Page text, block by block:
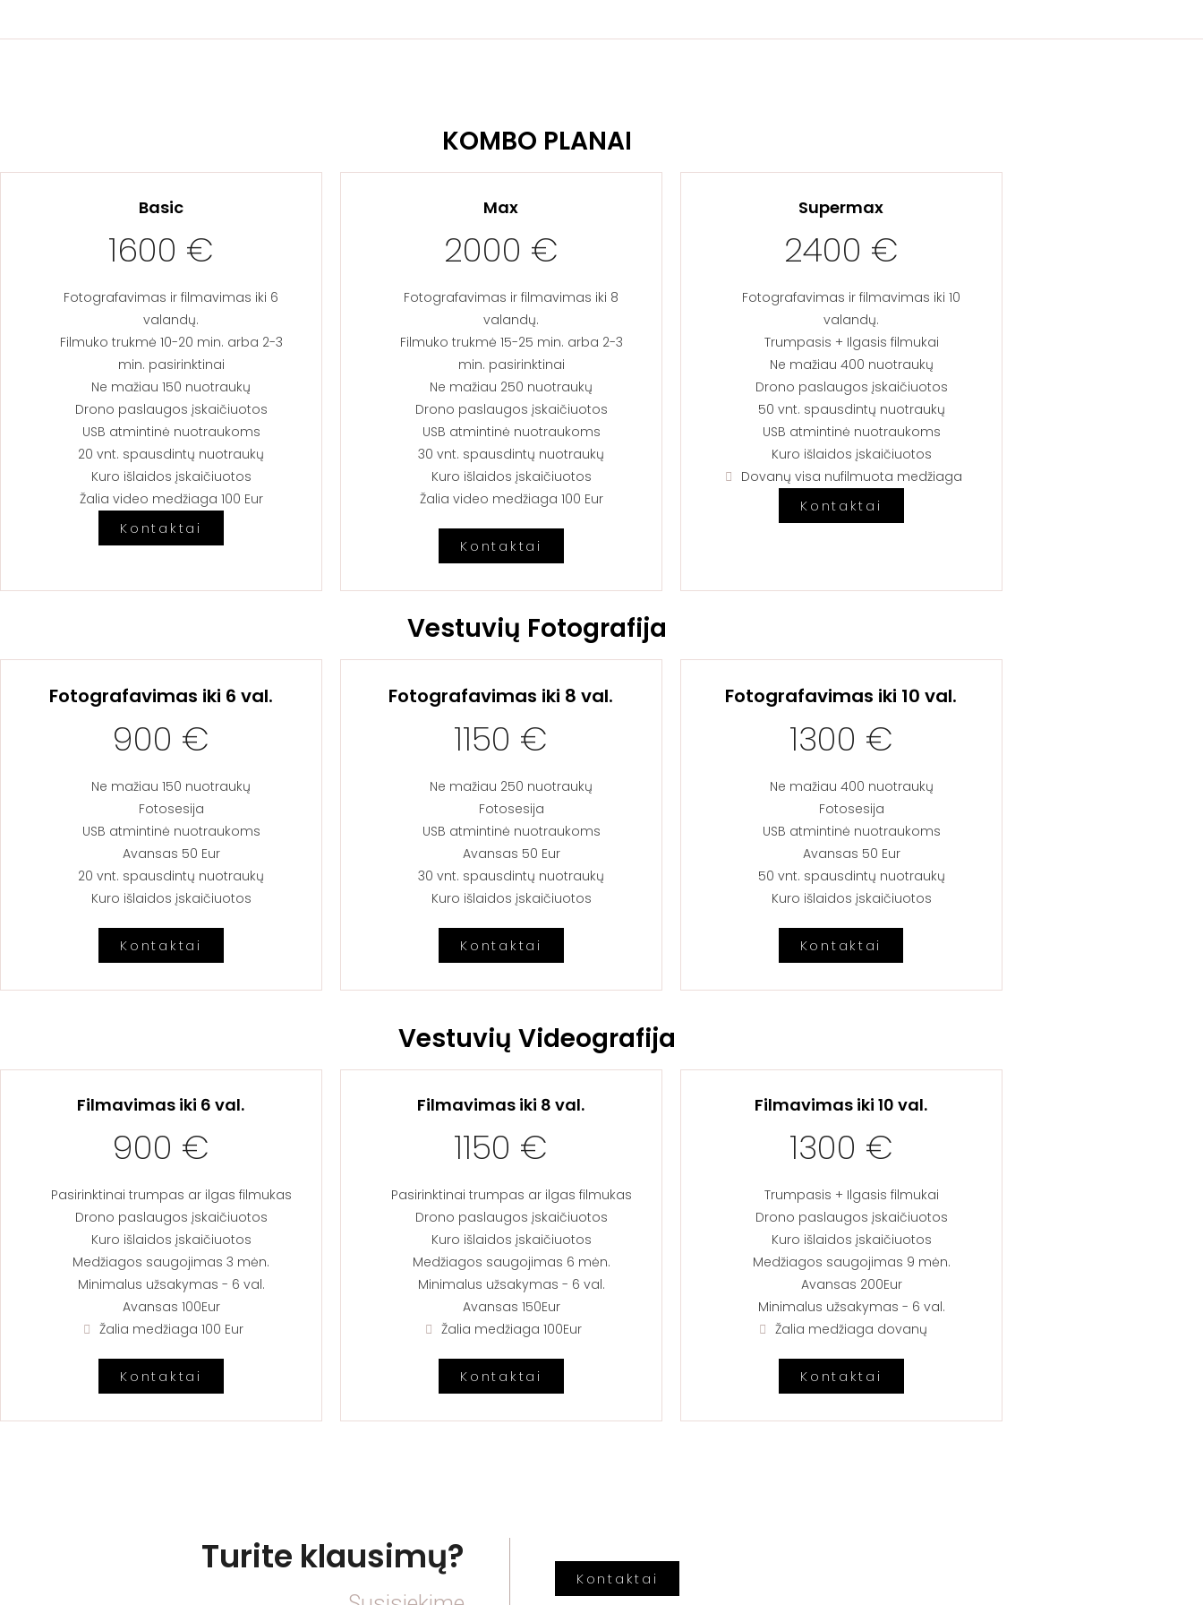
KOMBO PLANAI
Basic
1600 €
Fotografavimas ir filmavimas iki 6
valandų.
Filmuko trukmė 10-20 min. arba 2-3
min. pasirinktinai
Ne mažiau 150 nuotraukų​
Drono paslaugos įskaičiuotos​
USB atmintinė nuotraukoms
20 vnt. spausdintų nuotraukų​
Kuro išlaidos įskaičiuotos
Žalia video medžiaga 100 Eur
Kontaktai
Max
2000 €
Fotografavimas ir filmavimas iki 8
valandų.
Filmuko trukmė 15-25 min. arba 2-3
min. pasirinktinai
Ne mažiau 250 nuotraukų
Drono paslaugos įskaičiuotos​​
USB atmintinė nuotraukoms
30 vnt. spausdintų nuotraukų​​
Kuro išlaidos įskaičiuotos
Žalia video medžiaga 100 Eur
Kontaktai
Supermax
2400 €
Fotografavimas ir filmavimas iki 10
valandų.
Trumpasis + Ilgasis filmukai​
Ne mažiau 400 nuotraukų​​
Drono paslaugos įskaičiuotos​​​
50 vnt. spausdintų nuotraukų​​
USB atmintinė nuotraukoms​
Kuro išlaidos įskaičiuotos​​​
Dovanų visa nufilmuota medžiaga
Kontaktai
Vestuvių Fotografija
Fotografavimas iki 6 val.
900 €
Ne mažiau 150 nuotraukų
Fotosesija
USB atmintinė nuotraukoms​
Avansas 50 Eur​
20 vnt. spausdintų nuotraukų
Kuro išlaidos įskaičiuotos
Kontaktai
Fotografavimas iki 8 val.
1150 €
Ne mažiau 250 nuotraukų
Fotosesija
USB atmintinė nuotraukoms
Avansas 50 Eur
30 vnt. spausdintų nuotraukų
Kuro išlaidos įskaičiuotos
Kontaktai
Fotografavimas iki 10 val.
1300 €
Ne mažiau 400 nuotraukų​
Fotosesija
USB atmintinė nuotraukoms​
Avansas 50 Eur​
50 vnt. spausdintų nuotraukų​
Kuro išlaidos įskaičiuotos​
Kontaktai
Vestuvių Videografija
Filmavimas iki 6 val.
900 €
Pasirinktinai trumpas ar ilgas filmukas
Drono paslaugos įskaičiuotos
Kuro išlaidos įskaičiuotos
Medžiagos saugojimas 3 mėn.
Minimalus užsakymas - 6 val.
Avansas 100Eur
Žalia medžiaga 100 Eur
Kontaktai
Filmavimas iki 8 val.
1150 €
Pasirinktinai trumpas ar ilgas filmukas
Drono paslaugos įskaičiuotos
Kuro išlaidos įskaičiuotos
Medžiagos saugojimas 6 mėn.
Minimalus užsakymas - 6 val.​
Avansas 150Eur
Žalia medžiaga 100Eur
Kontaktai
Filmavimas iki 10 val.
1300 €
Trumpasis + Ilgasis filmukai
Drono paslaugos įskaičiuotos
Kuro išlaidos įskaičiuotos
Medžiagos saugojimas 9 mėn.
Avansas 200Eur
Minimalus užsakymas - 6 val.
Žalia medžiaga dovanų
Kontaktai
Turite klausimų? Kontaktai